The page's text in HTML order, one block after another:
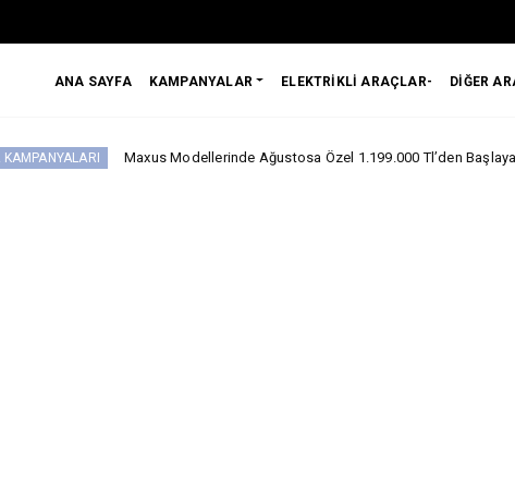
ANA SAYFA KAMPANYALAR ELEKTRİKLİ ARAÇLAR- DİĞER
Maxus Modellerinde Ağustosa Özel 1.199.000 Tl’den Başlayan Benzersiz